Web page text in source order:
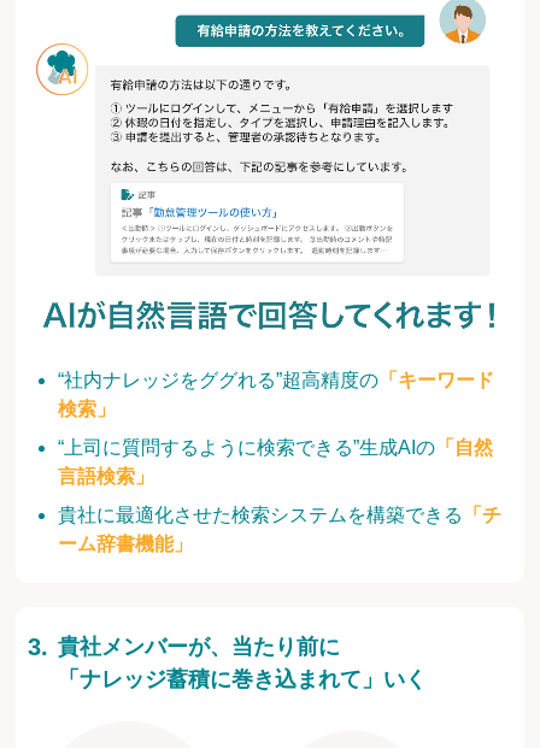
“社内ナレッジをググれる”超高精度の 「キーワード
検索」
“上司に質問するように検索できる”生成AIの 「自然
言語検索」
貴社に最適化させた検索システムを構築できる
「チ
ーム辞書機能」
貴社メンバーが、当たり前に
「ナレッジ蓄積に巻き込まれて」いく